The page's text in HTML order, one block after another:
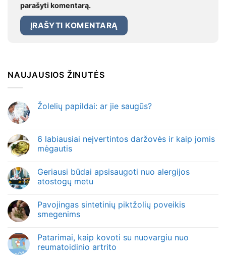
parašyti komentarą.
NAUJAUSIOS ŽINUTĖS
Žolelių papildai: ar jie saugūs?
6 labiausiai neįvertintos daržovės ir kaip jomis
mėgautis
Geriausi būdai apsisaugoti nuo alergijos
atostogų metu
Pavojingas sintetinių piktžolių poveikis
smegenims
Patarimai, kaip kovoti su nuovargiu nuo
reumatoidinio artrito